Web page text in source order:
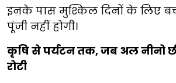
इनके पास मुश्किल दिनों के लिए
पूंजी नहीं होगी।
कृषि से पर्यटन तक, जब अल नीनो
रोटी